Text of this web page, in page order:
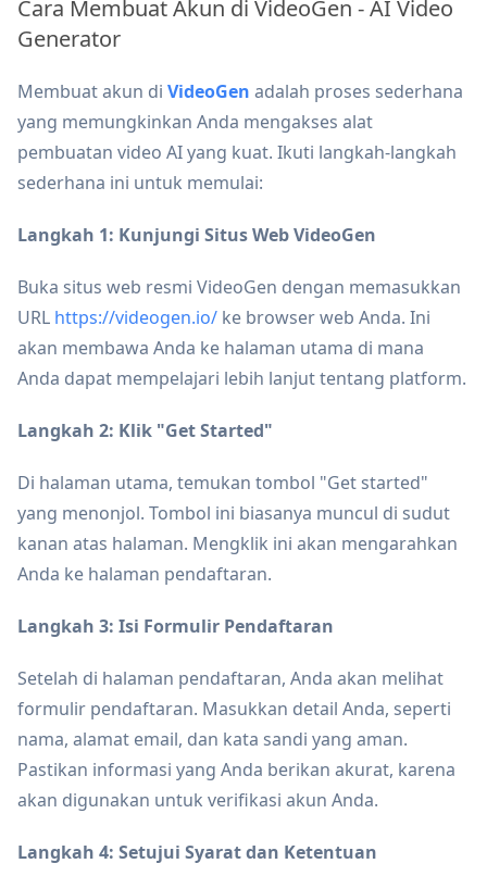
Cara Membuat Akun di VideoGen - AI Video
Generator
Membuat akun di VideoGen adalah proses sederhana
yang memungkinkan Anda mengakses alat
pembuatan video AI yang kuat. Ikuti langkah-langkah
sederhana ini untuk memulai:
Langkah 1: Kunjungi Situs Web VideoGen
Buka situs web resmi VideoGen dengan memasukkan
URL https://videogen.io/ ke browser web Anda. Ini
akan membawa Anda ke halaman utama di mana
Anda dapat mempelajari lebih lanjut tentang platform.
Langkah 2: Klik "Get Started"
Di halaman utama, temukan tombol "Get started"
yang menonjol. Tombol ini biasanya muncul di sudut
kanan atas halaman. Mengklik ini akan mengarahkan
Anda ke halaman pendaftaran.
Langkah 3: Isi Formulir Pendaftaran
Setelah di halaman pendaftaran, Anda akan melihat
formulir pendaftaran. Masukkan detail Anda, seperti
nama, alamat email, dan kata sandi yang aman.
Pastikan informasi yang Anda berikan akurat, karena
akan digunakan untuk verifikasi akun Anda.
Langkah 4: Setujui Syarat dan Ketentuan